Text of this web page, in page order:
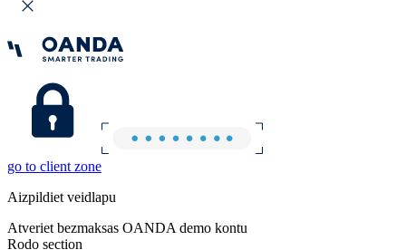
go to client zone
Aizpildiet veidlapu
Atveriet bezmaksas OANDA demo kontu
Rodo section